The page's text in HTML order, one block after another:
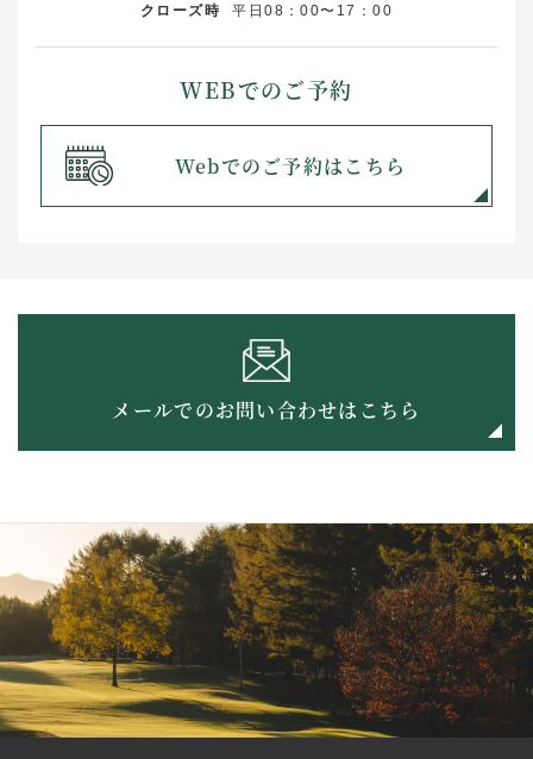
クローズ時
平日08：00〜17：00
WEBでのご予約
Webでのご予約はこちら
メールでのお問い合わせはこちら